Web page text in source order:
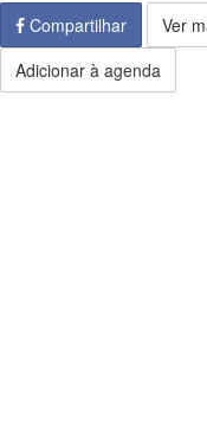
Compartilhar
Ver
Adicionar à agenda